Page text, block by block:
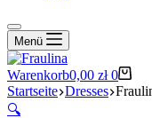
Menü
Warenkorb0,00 zł 0
Startseite Dresses
🔍